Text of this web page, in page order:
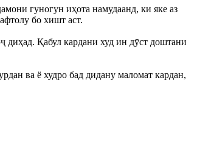
гуногун иҳота намудаанд, ки яке аз
бо хишт аст.
Қабул кардани худ ин дӯст доштани
ва ё худро бад дидану маломат кардан,